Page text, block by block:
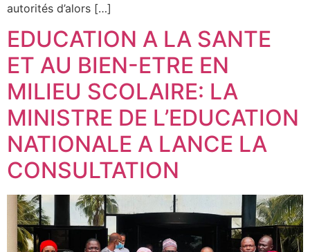
autorités d’alors […]
EDUCATION A LA SANTE
ET AU BIEN-ETRE EN
MILIEU SCOLAIRE: LA
MINISTRE DE L’EDUCATION
NATIONALE A LANCE LA
CONSULTATION